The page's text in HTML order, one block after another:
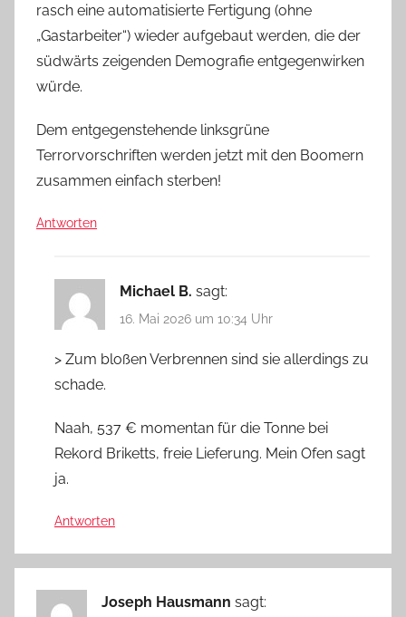
rasch eine automatisierte Fertigung (ohne
„Gastarbeiter“) wieder aufgebaut werden, die der
südwärts zeigenden Demografie entgegenwirken
würde.
Dem entgegenstehende linksgrüne
Terrorvorschriften werden jetzt mit den Boomern
zusammen einfach sterben!
Antworten
Michael B. sagt:
16. Mai 2026 um 10:34 Uhr
> Zum bloßen Verbrennen sind sie allerdings zu
schade.
Naah, 537 € momentan für die Tonne bei
Rekord Briketts, freie Lieferung. Mein Ofen sagt
ja.
Antworten
Joseph Hausmann sagt: